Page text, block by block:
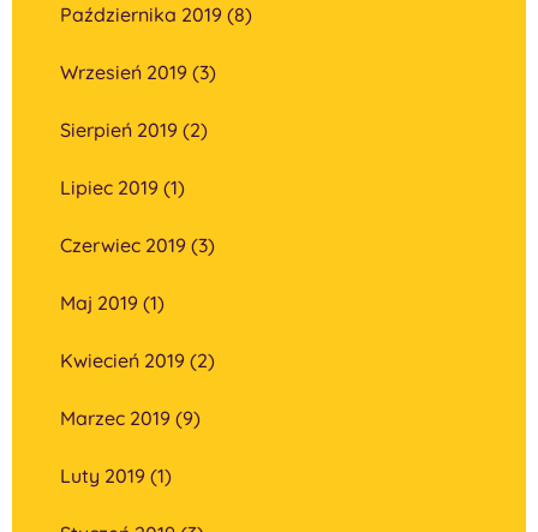
Października 2019 (8)
Wrzesień 2019 (3)
Sierpień 2019 (2)
Lipiec 2019 (1)
Czerwiec 2019 (3)
Maj 2019 (1)
Kwiecień 2019 (2)
Marzec 2019 (9)
Luty 2019 (1)